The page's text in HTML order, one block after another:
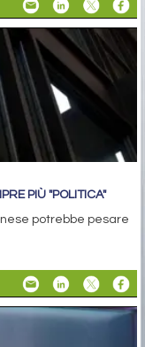
PIÙ "POLITICA"
potrebbe pesare